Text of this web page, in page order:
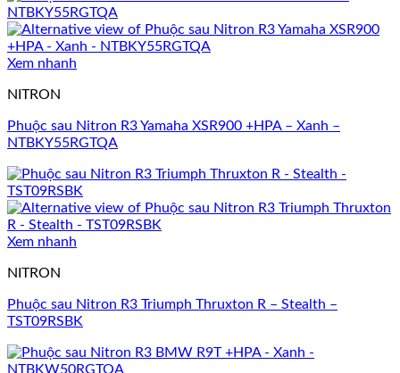
Xem nhanh
NITRON
Phuộc sau Nitron R3 Yamaha XSR900 +HPA – Xanh –
NTBKY55RGTQA
Xem nhanh
NITRON
Phuộc sau Nitron R3 Triumph Thruxton R – Stealth –
TST09RSBK